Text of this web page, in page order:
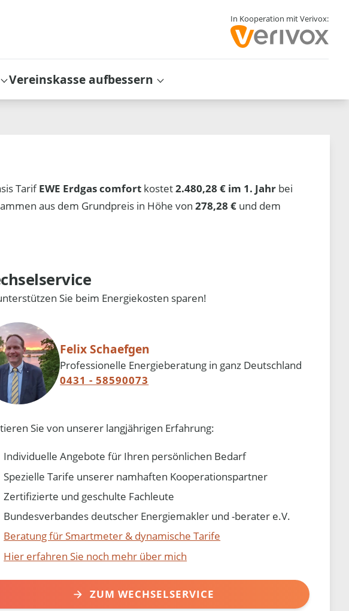
In Kooperation mit Verivox:
Vereinskasse aufbessern
TarifEWE Erdgas comfort kostet2.480,28 € im 1. Jahr bei
aus dem Grundpreis in Höhe von278,28 € und dem
Sie beim Energiekosten sparen!
Felix Schaefgen
Professionelle Energieberatung in ganz Deutschland
0431 - 58590073
Sie von unserer langjährigen Erfahrung:
Individuelle Angebote für Ihren persönlichen Bedarf
Spezielle Tarife unserer namhaften Kooperationspartner
Zertifizierte und geschulte Fachleute
Bundesverbandes deutscher Energiemakler und -berater e.V.
Beratung für Smartmeter & dynamische Tarife
Hier erfahren Sie noch mehr über mich
ZUM WECHSELSERVICE